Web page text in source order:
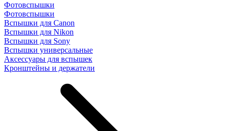
Фотовспышки
Фотовспышки
Вспышки для Canon
Вспышки для Nikon
Вспышки для Sony
Вспышки универсальные
Аксесcуары для вспышек
Кронштейны и держатели